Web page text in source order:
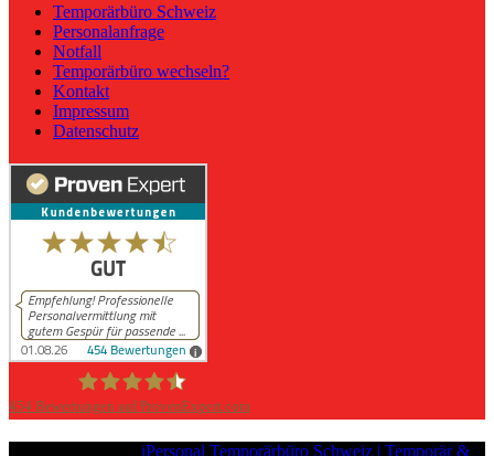
Temporärbüro Schweiz
Personalanfrage
Notfall
Temporärbüro wechseln?
Kontakt
Impressum
Datenschutz
454 Bewertungen auf ProvenExpert.com
iPersonal Temporärbüro Schweiz | Temporär &